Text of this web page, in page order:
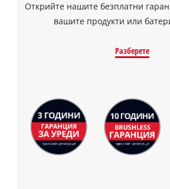
Открийте нашите безплатни
вашите продукти или
Разберете